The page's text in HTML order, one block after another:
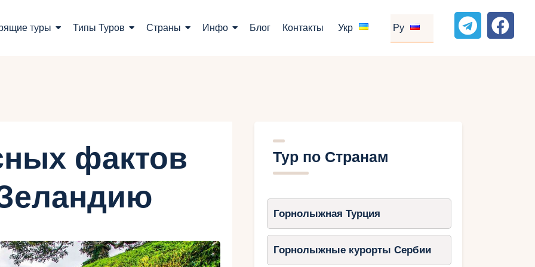
туры Типы Туров Страны Инфо Блог Контакты Укр Ру
фактов
Тур по Странам
Горнолыжная Турция
Горнолыжные курорты Сербии